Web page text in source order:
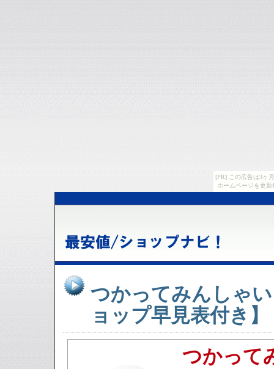
[PR] この広告は3ヶ
ホームページを更
つかってみんしゃ
ョップ早見表付き】
つかって